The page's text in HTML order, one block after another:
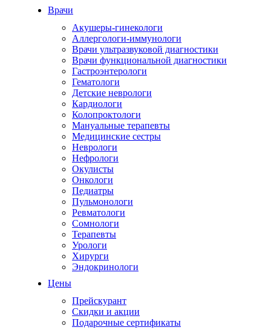
Врачи
Акушеры-гинекологи
Аллергологи-иммунологи
Врачи ультразвуковой диагностики
Врачи функциональной диагностики
Гастроэнтерологи
Гематологи
Детские неврологи
Кардиологи
Колопроктологи
Мануальные терапевты
Медицинские сестры
Неврологи
Нефрологи
Окулисты
Онкологи
Педиатры
Пульмонологи
Ревматологи
Сомнологи
Терапевты
Урологи
Хирурги
Эндокринологи
Цены
Прейскурант
Скидки и акции
Подарочные сертификаты